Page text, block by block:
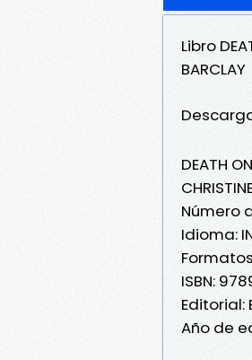
Libro
BARCLAY
DEATH
Número
Idioma:
ISBN:
Editorial:
Año de